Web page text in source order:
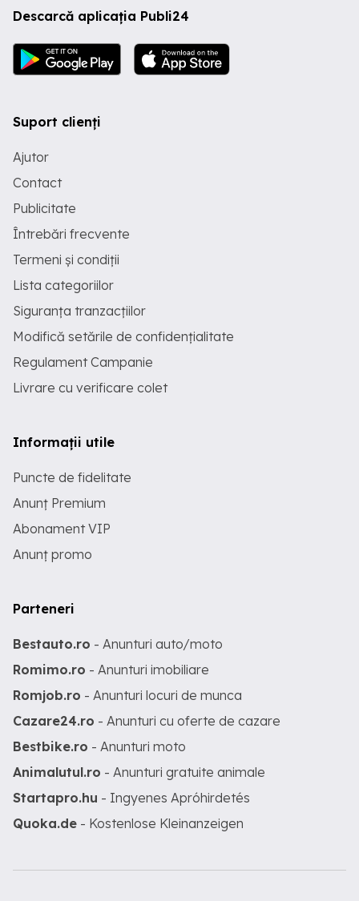
Descarcă aplicația Publi24
Suport clienți
Ajutor
Contact
Publicitate
Întrebări frecvente
Termeni și condiții
Lista categoriilor
Siguranța tranzacțiilor
Modifică setările de confidențialitate
Regulament Campanie
Livrare cu verificare colet
Informații utile
Puncte de fidelitate
Anunț Premium
Abonament VIP
Anunț promo
Parteneri
Bestauto.ro - Anunturi auto/moto
Romimo.ro - Anunturi imobiliare
Romjob.ro - Anunturi locuri de munca
Cazare24.ro - Anunturi cu oferte de cazare
Bestbike.ro - Anunturi moto
Animalutul.ro - Anunturi gratuite animale
Startapro.hu - Ingyenes Apróhirdetés
Quoka.de - Kostenlose Kleinanzeigen